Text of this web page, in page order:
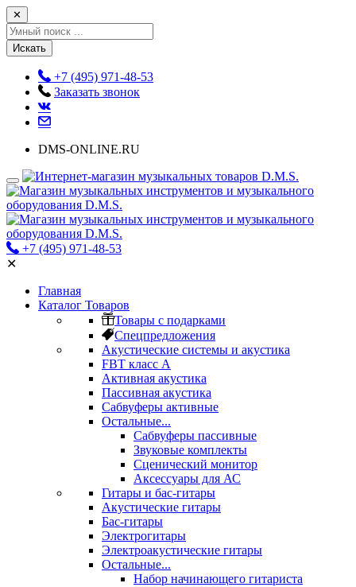
✕
Искать
+7 (495) 971-48-53
Заказать звонок
DMS-ONLINE.RU
+7 (495) 971-48-53
✕
Главная
Каталог Товаров
Товары с подарками
Спецпредложения
Акустические системы и акустика
FBT класс А
Активная акустика
Пассивная акустика
Сабвуферы активные
Остальные...
Сабвуферы пассивные
Звуковые комплекты
Сценический монитор
Аксессуары для АС
Гитары и бас-гитары
Акустические гитары
Бас-гитары
Электрогитары
Электроакустические гитары
Остальные...
Набор начинающего гитариста